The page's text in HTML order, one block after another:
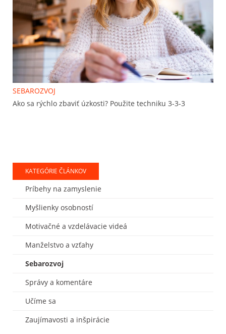
SEBAROZVOJ
Ako sa rýchlo zbaviť úzkosti? Použite techniku 3-3-3
KATEGÓRIE ČLÁNKOV
Príbehy na zamyslenie
Myšlienky osobností
Motivačné a vzdelávacie videá
Manželstvo a vzťahy
Sebarozvoj
Správy a komentáre
Učíme sa
Zaujímavosti a inšpirácie